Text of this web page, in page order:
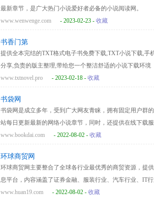
最新章节，是广大热门小说爱好者必备的小说阅读网。
www.wenwenge.com
- 2023-02-23 - 收藏
书香门第
提供全本完结的TXT格式电子书免费下载,TXT小说下载,
分享,负责的版主整理,带给您一个整洁舒适的小说下载环境
www.txtnovel.pro
- 2023-02-18 - 收藏
书袋网
书袋网是成立多年，受到广大网友青睐，拥有固定用户群
站每日更新最新的网络小说章节，同时，还提供在线下载
说和网络小说家们。更有新晋小说写手们的最新作品，欢
www.bookdai.com - 2022-08-02 - 收藏
环球商贸网
环球商贸网主要整合了全球各行业最优秀的商贸资源，提
息平台，内容涵盖了证券金融、服装行业、汽车行业、IT
最有潜力的商家企业合作伙伴，致力于成为整合全球行业
www.huan19.com - 2022-08-02 - 收藏